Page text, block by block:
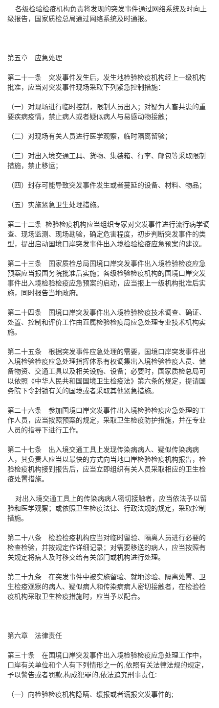
各级检验检疫机构负责将发现的突发事件通过网络系统及时向上
级报告，国家质检总局通过网络系统及时通报。
第五章 应急处理
第二十一条 突发事件发生后，发生地检验检疫机构经上一级机构
批准，应当对突发事件现场采取下列紧急控制措施：
（一）对现场进行临时控制，限制人员出入；对疑为人畜共患的重
要疾病疫情，禁止病人或者疑似病人与易感动物接触；
（二）对现场有关人员进行医学观察，临时隔离留验；
（三）对出入境交通工具、货物、集装箱、行李、邮包等采取限制
措施，禁止移运；
（四）封存可能导致突发事件发生或者蔓延的设备、材料、物品；
（五）实施紧急卫生处理措施。
第二十二条 检验检疫机构应当组织专家对突发事件进行流行病学调
查、现场监测、现场勘验，确定危害程度，初步判断突发事件的类
型，提出启动国境口岸突发事件出入境检验检疫应急预案的建议。
第二十三条 国家质检总局国境口岸突发事件出入境检验检疫应急
预案应当报国务院批准后实施；各级检验检疫机构的国境口岸突发
事件出入境检验检疫应急预案的启动，应当报上一级机构批准后实
施，同时报告当地政府。
第二十四条 国境口岸突发事件出入境检验检疫技术调查、确证、
处置、控制和评价工作由直属检验检疫局应急处理专业技术机构实
施。
第二十五条 根据突发事件应急处理的需要，国境口岸突发事件出
入境检验检疫应急处理指挥体系有权调集出入境检验检疫人员、储
备物资、交通工具以及相关设施、设备；必要时，国家质检总局可
以依照《中华人民共和国国境卫生检疫法》第六条的规定，提请国
务院下令封锁有关的国境或者采取其他紧急措施。
第二十六条 参加国境口岸突发事件出入境检验检疫应急处理的工
作人员，应当按照预案的规定，采取卫生检疫防护措施，并在专业
人员的指导下进行工作。
第二十七条 出入境交通工具上发现传染病病人、疑似传染病病
人，其负责人应当以最快的方式向当地口岸检验检疫机构报告，检
验检疫机构接到报告后，应当立即组织有关人员采取相应的卫生检
疫处置措施。
对出入境交通工具上的传染病病人密切接触者，应当依法予以留
验和医学观察；或依照卫生检疫法律、行政法规的规定，采取控制
措施。
第二十八条 检验检疫机构应当对临时留验、隔离人员进行必要的
检查检验，并按规定作详细记录；对需要移送的病人，应当按照有
关规定将病人及时移交给有关部门或机构进行处理。
第二十九条 在突发事件中被实施留验、就地诊验、隔离处置、卫
生检疫观察的病人、疑似病人和传染病病人密切接触者，在检验检
疫机构采取卫生检疫措施时，应当予以配合。
第六章 法律责任
第三十条 在国境口岸突发事件出入境检验检疫应急处理工作中，
口岸有关单位和个人有下列情形之一的,依照有关法律法规的规定，
予以警告或者罚款,构成犯罪的,依法追究刑事责任:
（一）向检验检疫机构隐瞒、缓报或者谎报突发事件的;